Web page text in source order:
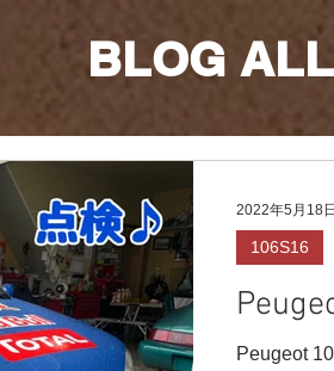
BLOG ALL
Peugeot
106S16
2022年5月18日